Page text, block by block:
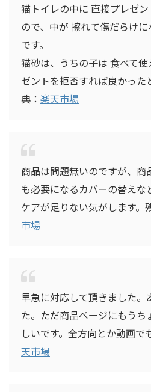
猫トイレの中に 直接プレゼ
ので、中が 擦れて傷だらけ
です。
猫砂は、うちの子は 食べて
ゼントを拒否すれば良かった
典： 楽天市場
商品は問題無いのですが、商
も必要になるカバーの替えな
ケアが足りない気がします。
市場
早急に対応して頂きました。
た。ただ商品ページにもう
しいです。全方向とか動画で
天市場